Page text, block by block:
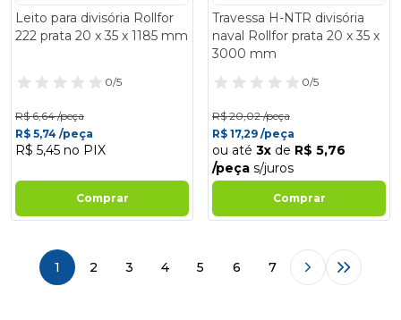
Leito para divisória Rollfor
222 prata 20 x 35 x 1185 mm
0/5
R$ 6,64 /peça
R$ 5,74 /peça
R$ 5,45 no PIX
Comprar
Travessa H-NTR divisória
naval Rollfor prata 20 x 35 x
3000 mm
0/5
R$ 20,02 /peça
R$ 17,29 /peça
ou até 3x de R$ 5,76
/peça s/juros
Comprar
1 2 3 4 5 6 7